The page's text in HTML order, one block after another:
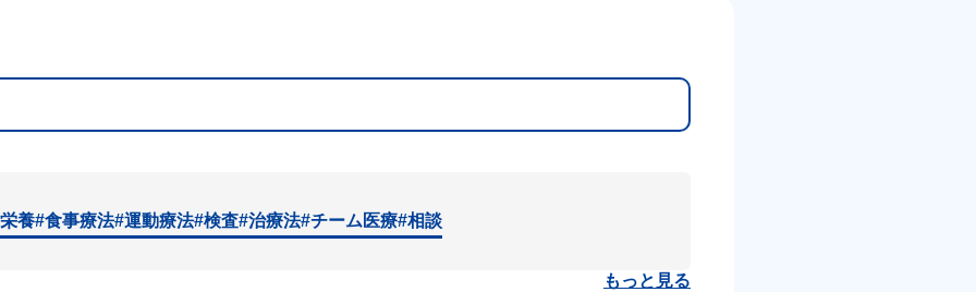
養#食事療法#運動療法#検査#治療法#チーム医療#相談
もっと見る